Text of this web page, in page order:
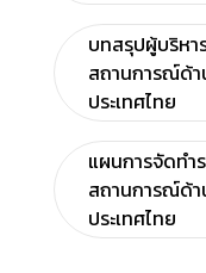
บทสรุปผู้บริหา
สถานการณ์ด้
ประเทศไทย
แผนการจัดทำ
สถานการณ์ด้
ประเทศไทย